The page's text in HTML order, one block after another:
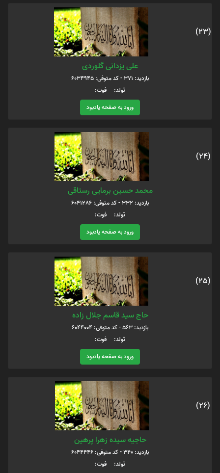
(23)
علی یزدانی گلوردی
بازدید: 371 - کد متوفی: 6034945
تولد: فوت:
ورود به صفحه یادبود
(24)
محمد حسین برمایی رستاقی
بازدید: 332 - کد متوفی: 6041286
تولد: فوت:
ورود به صفحه یادبود
(25)
حاج سید قاسم جلال زاده
بازدید: 563 - کد متوفی: 6044004
تولد: فوت:
ورود به صفحه یادبود
(26)
حاجیه سیده زهرا پرهین
بازدید: 340 - کد متوفی: 6044446
تولد: فوت: